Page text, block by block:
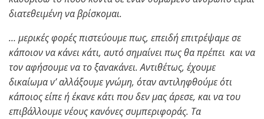
διατεθειμένη να βρίσκομαι.
… μερικές φορές πιστεύουμε πως, επειδή επιτρέψαμε σε
κάποιον να κάνει κάτι, αυτό σημαίνει πως θα πρέπει και να
τον αφήσουμε να το ξανακάνει. Αντιθέτως, έχουμε
δικαίωμα ν’ αλλάξουμε γνώμη, όταν αντιληφθούμε ότι
κάποιος είπε ή έκανε κάτι που δεν μας άρεσε, και να του
επιβάλλουμε νέους κανόνες συμπεριφοράς. Τα